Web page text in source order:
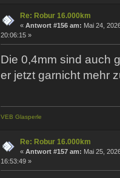
Re: Robur 16.000km
« Antwort #156 am: Mai 24,
20:06:15 »
Die 0,4mm sind auch
er jetzt garnicht mehr
VEB Glasperle
Re: Robur 16.000km
« Antwort #157 am: Mai 25,
16:53:49 »